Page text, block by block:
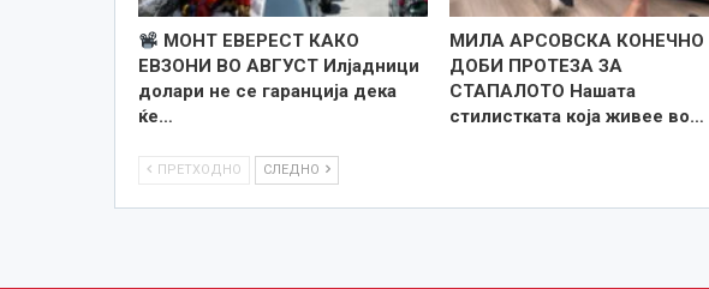
МОНТ ЕВЕРЕСТ КАКО
ЕВЗОНИ ВО АВГУСТ Илјадници
долари не се гаранција дека
ќе…
МИЛА АРСОВСКА КОНЕЧНО
ДОБИ ПРОТЕЗА ЗА
СТАПАЛОТО Нашата
стилистката која живее во…
ПРЕТХОДНО СЛЕДНО